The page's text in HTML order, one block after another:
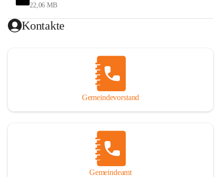
22,06 MB
Kontakte
Gemeindevorstand
Gemeindeamt